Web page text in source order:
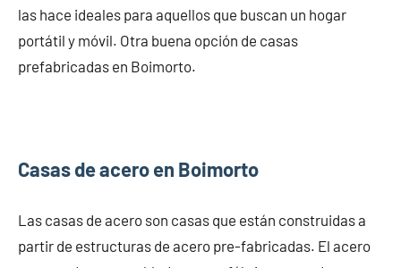
las hace ideales para aquellos que buscan un hogar
portátil y móvil. Otra buena opción de casas
prefabricadas en Boimorto.
Casas de acero en Boimorto
Las casas de acero son casas que están construidas a
partir de estructuras de acero pre-fabricadas. El acero